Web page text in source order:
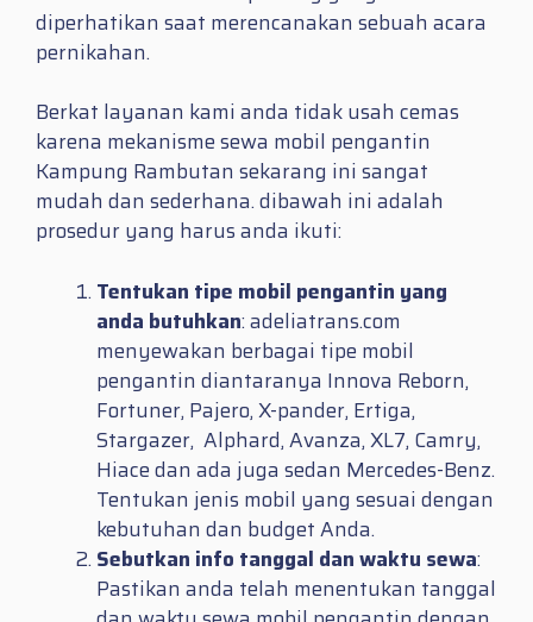
diperhatikan saat merencanakan sebuah acara
pernikahan.
Berkat layanan kami anda tidak usah cemas
karena mekanisme sewa mobil pengantin
Kampung Rambutan sekarang ini sangat
mudah dan sederhana. dibawah ini adalah
prosedur yang harus anda ikuti:
Tentukan tipe mobil pengantin yang
anda butuhkan: adeliatrans.com
menyewakan berbagai tipe mobil
pengantin diantaranya Innova Reborn,
Fortuner, Pajero, X-pander, Ertiga,
Stargazer, Alphard, Avanza, XL7, Camry,
Hiace dan ada juga sedan Mercedes-Benz.
Tentukan jenis mobil yang sesuai dengan
kebutuhan dan budget Anda.
Sebutkan info tanggal dan waktu sewa:
Pastikan anda telah menentukan tanggal